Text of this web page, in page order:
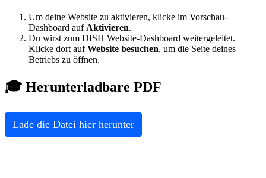
Um deine Website zu aktivieren, klicke im Vorschau-
Dashboard auf Aktivieren.
Du wirst zum DISH Website-Dashboard weitergeleitet.
Klicke dort aufWebsite besuchen, um die Seite deines
Betriebs zu öffnen.
🎓 Herunterladbare PDF
Lade die Datei hier herunter